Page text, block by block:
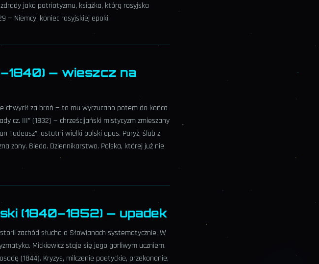
jako patriotyzmu, książka, którą rosyjska
— Niemcy, koniec rosyjskiej epoki.
— wieszcz na
chwycił za broń — to mu wyrzucano potem do końca
cz. III” (1832) — chrześcijański mistycyzm zmieszany
Tadeusz”, ostatni wielki polski epos. Paryż, ślub z
żony. Bieda. Dziennikarstwo. Polska, której już nie
(1840–1852) — upadek
zachód słucha o Słowianach systematycznie. W
Mickiewicz staje się jego gorliwym uczniem.
(1844). Kryzys, milczenie poetyckie, przekonanie,